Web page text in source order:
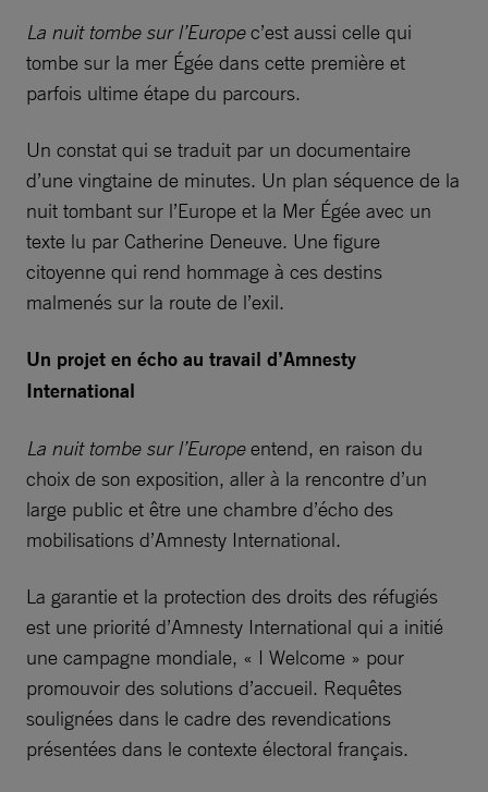
La nuit tombe sur l’Europec’est aussi celle qui
tombe sur la mer Égée dans cette première et
parfois ultime étape du parcours.
Un constat qui se traduit par un documentaire
d’une vingtaine de minutes. Un plan séquence de la
nuit tombant sur l’Europe et la Mer Égée avec un
texte lu par Catherine Deneuve. Une figure
citoyenne qui rend hommage à ces destins
malmenés sur la route de l’exil.
Un projet en écho au travail d’Amnesty
International
La nuit tombe sur l’Europeentend, en raison du
choix de son exposition, aller à la rencontre d’un
large public et être une chambre d’écho des
mobilisations d’Amnesty International.
La garantie et la protection des droits des réfugiés
est une priorité d’Amnesty International qui a initié
une campagne mondiale, « I Welcome » pour
promouvoir des solutions d’accueil. Requêtes
soulignées dans le cadre des revendications
présentées dans le contexte électoral français.